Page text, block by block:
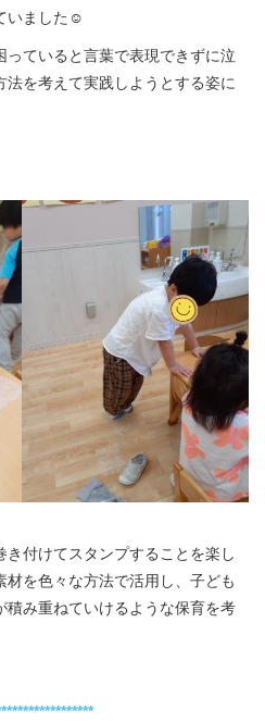
いました☺
っていると言葉で表現できずに泣
を考えて実践しようとする姿に
付けてスタンプすることを楽し
を色々な方法で活用し、子ども
積み重ねていけるような保育を考